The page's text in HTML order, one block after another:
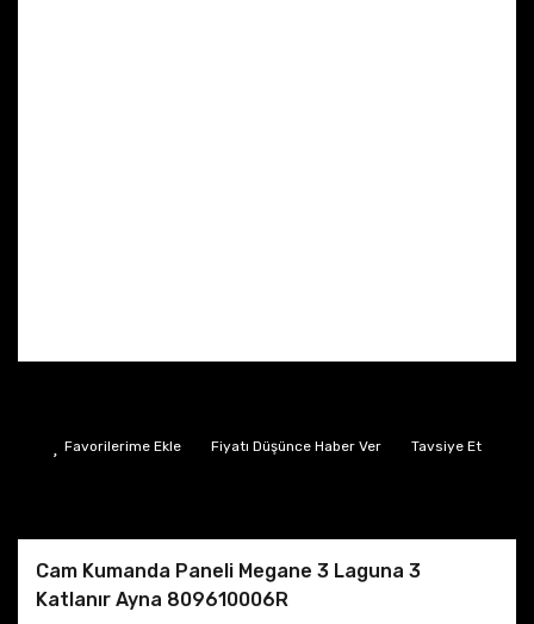
Fiyatı Düşünce Haber Ver Tavsiye Et
Cam Kumanda Paneli Megane 3 Laguna 3
Katlanır Ayna 809610006R